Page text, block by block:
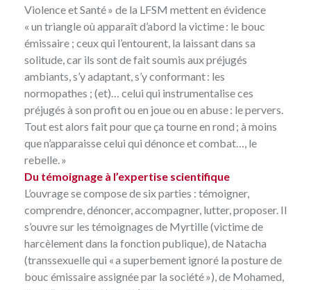
Violence et Santé » de la LFSM mettent en évidence
« un triangle où apparaît d’abord la victime : le bouc
émissaire ; ceux qui l’entourent, la laissant dans sa
solitude, car ils sont de fait soumis aux préjugés
ambiants, s’y adaptant, s’y conformant : les
normopathes ; (et)… celui qui instrumentalise ces
préjugés à son profit ou en joue ou en abuse : le pervers.
Tout est alors fait pour que ça tourne en rond ; à moins
que n’apparaisse celui qui dénonce et combat…, le
rebelle. »
Du témoignage à l’expertise scientifique
L’ouvrage se compose de six parties : témoigner,
comprendre, dénoncer, accompagner, lutter, proposer. Il
s’ouvre sur les témoignages de Myrtille (victime de
harcèlement dans la fonction publique), de Natacha
(transsexuelle qui « a superbement ignoré la posture de
bouc émissaire assignée par la société »), de Mohamed,